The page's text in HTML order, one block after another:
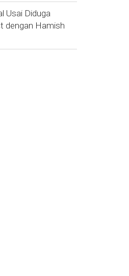
Usai Diduga
dengan Hamish